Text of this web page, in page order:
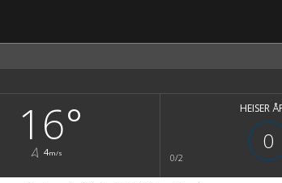
16°
4m/s
HEISER
0
0/2